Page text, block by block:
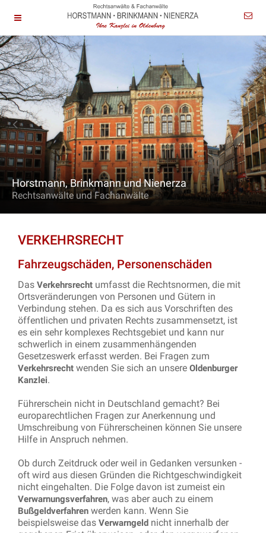
Horstmann, Brinkmann und Nienerza
Rechtsanwälte und Fachanwälte
VERKEHRSRECHT
Fahrzeugschäden, Personenschäden
Das Verkehrsrecht umfasst die Rechtsnormen, die mit
Ortsveränderungen von Personen und Gütern in
Verbindung stehen. Da es sich aus Vorschriften des
öffentlichen und privaten Rechts zusammensetzt, ist
es ein sehr komplexes Rechtsgebiet und kann nur
schwerlich in einem zusammenhängenden
Gesetzeswerk erfasst werden. Bei Fragen zum
Verkehrsrecht wenden Sie sich an unsere Oldenburger
Kanzlei.
Führerschein nicht in Deutschland gemacht? Bei
europarechtlichen Fragen zur Anerkennung und
Umschreibung von Führerscheinen können Sie unsere
Hilfe in Anspruch nehmen.
Ob durch Zeitdruck oder weil in Gedanken versunken -
oft wird aus diesen Gründen die Richtgeschwindigkeit
nicht eingehalten. Die Folge davon ist zumeist ein
Verwarnungsverfahren, was aber auch zu einem
Bußgeldverfahren werden kann. Wenn Sie
beispielsweise das Verwarngeld nicht innerhalb der